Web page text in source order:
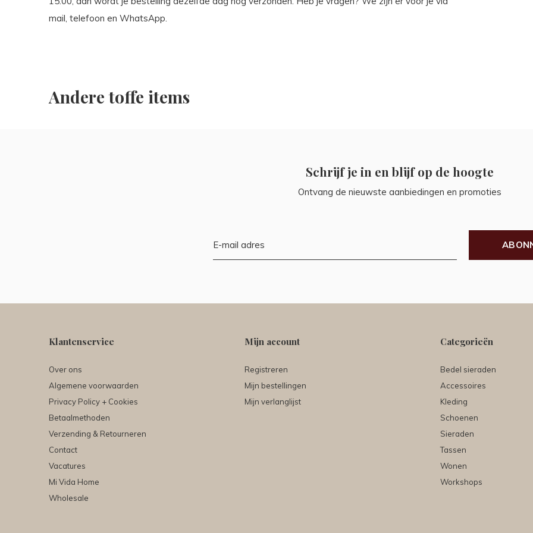
mail, telefoon en WhatsApp.
Andere toffe items
Schrijf je in en blijf op de hoogte
Ontvang de nieuwste aanbiedingen en promoties
Klantenservice
Over ons
Algemene voorwaarden
Privacy Policy + Cookies
Betaalmethoden
Verzending & Retourneren
Contact
Vacatures
Mi Vida Home
Wholesale
Mijn account
Registreren
Mijn bestellingen
Mijn verlanglijst
Categorieën
Bedel sieraden
Accessoires
Kleding
Schoenen
Sieraden
Tassen
Wonen
Workshops